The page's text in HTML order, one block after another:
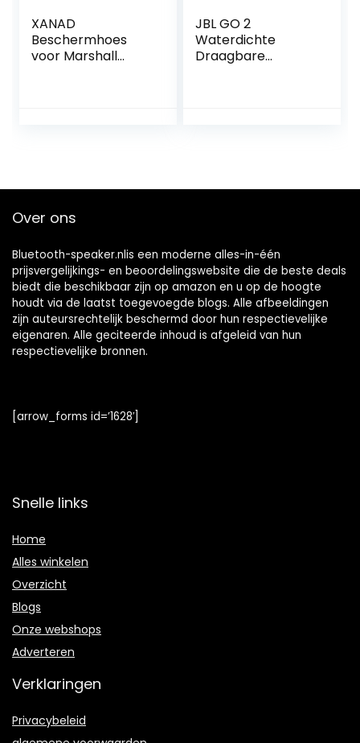
XANAD
Beschermhoes
voor Marshall
JBL GO 2
Waterdichte
Draagbare
Over ons
Bluetooth-speaker.nlis een moderne alles-in-één
prijsvergelijkings- en beoordelingswebsite die de beste deals
biedt die beschikbaar zijn op amazon en u op de hoogte
houdt via de laatst toegevoegde blogs. Alle afbeeldingen
zijn auteursrechtelijk beschermd door hun respectievelijke
eigenaren. Alle geciteerde inhoud is afgeleid van hun
respectievelijke bronnen.
[arrow_forms id=’1628′]
Snelle links
Home
Alles winkelen
Overzicht
Blogs
Onze webshops
Adverteren
Verklaringen
Privacybeleid